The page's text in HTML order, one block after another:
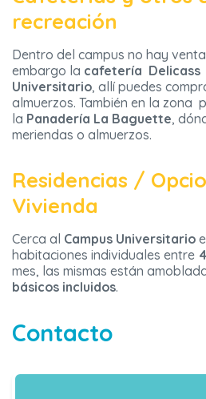
recreación
Dentro del campus no hay
embargo la cafetería Delicass
Universitario, allí puedes
almuerzos. También en la zona
la Panadería La Baguette,
meriendas o almuerzos.
Residencias /
Vivienda
Cerca al Campus Universitario
habitaciones individuales entre
mes, las mismas están
básicos incluidos.
Contacto